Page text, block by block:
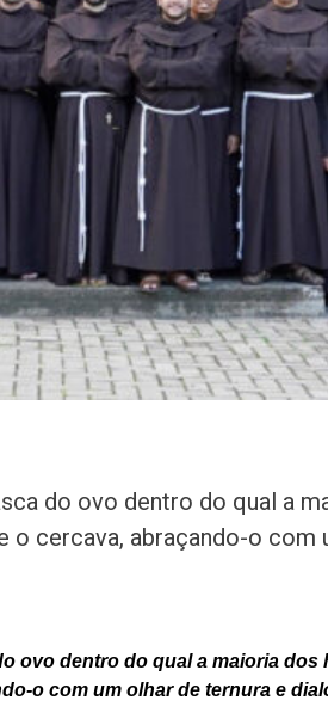
do ovo dentro do qual a
o cercava, abraçando-o com
ovo dentro do qual a maioria
o com um olhar de ternura e